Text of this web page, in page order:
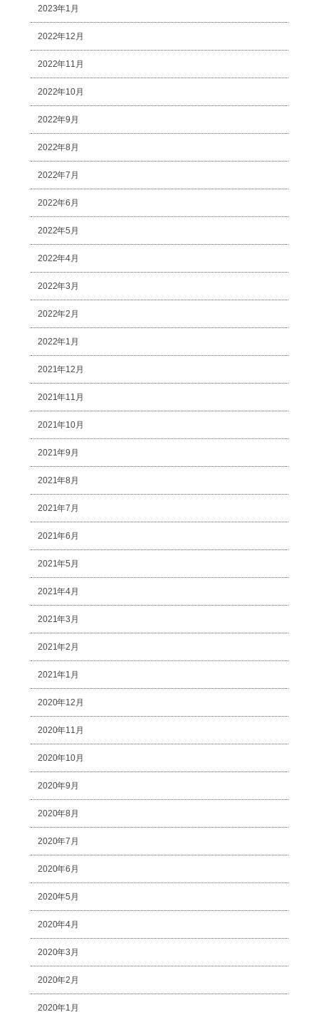
2023年1月
2022年12月
2022年11月
2022年10月
2022年9月
2022年8月
2022年7月
2022年6月
2022年5月
2022年4月
2022年3月
2022年2月
2022年1月
2021年12月
2021年11月
2021年10月
2021年9月
2021年8月
2021年7月
2021年6月
2021年5月
2021年4月
2021年3月
2021年2月
2021年1月
2020年12月
2020年11月
2020年10月
2020年9月
2020年8月
2020年7月
2020年6月
2020年5月
2020年4月
2020年3月
2020年2月
2020年1月